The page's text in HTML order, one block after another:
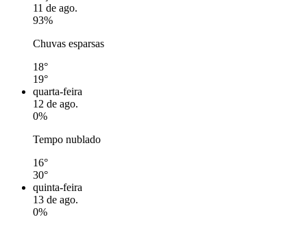
11 de ago.
93%
Chuvas esparsas
18°
19°
quarta-feira
12 de ago.
0%
Tempo nublado
16°
30°
quinta-feira
13 de ago.
0%